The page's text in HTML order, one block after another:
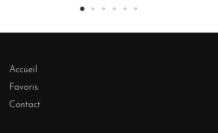
Accueil
Favoris
Contact